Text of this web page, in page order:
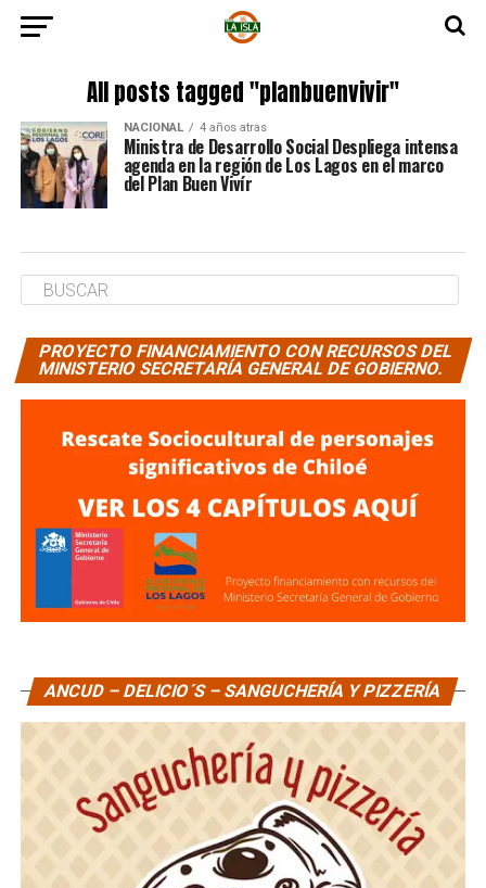
All posts tagged "planbuenvivir"
NACIONAL 4 años atras
Ministra de Desarrollo Social Despliega intensa
agenda en la región de Los Lagos en el marco
del Plan Buen Vivír
PROYECTO FINANCIAMIENTO CON RECURSOS DEL
MINISTERIO SECRETARÍA GENERAL DE GOBIERNO.
ANCUD – DELICIO´S – SANGUCHERÍA Y PIZZERÍA